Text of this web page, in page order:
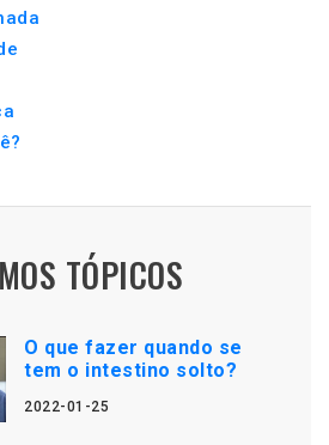
TÓPICOS
O que fazer quando se
tem o intestino solto?
2022-01-25